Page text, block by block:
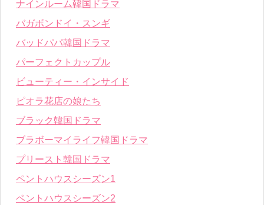
ナインルーム韓国ドラマ
バガボンドイ・スンギ
バッドパパ韓国ドラマ
パーフェクトカップル
ビューティー・インサイド
ピオラ花店の娘たち
ブラック韓国ドラマ
ブラボーマイライフ韓国ドラマ
プリースト韓国ドラマ
ペントハウスシーズン1
ペントハウスシーズン2